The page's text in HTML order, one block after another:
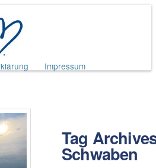
Impressum
Tag
Schwaben